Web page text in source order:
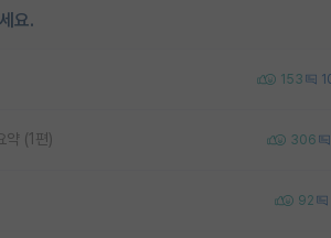
요.
153
(1편) 306
92